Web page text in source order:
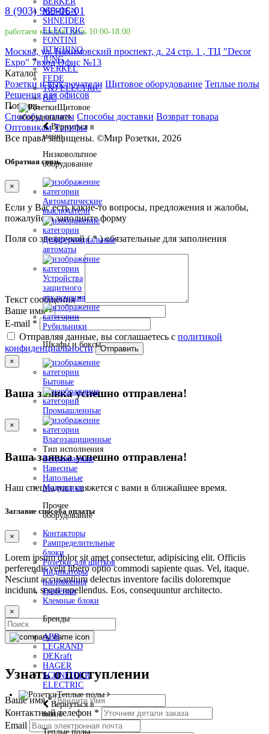
MERTEN
SHNEIDER
ELECTRIC
FONTINI
BTICHINO
JUNG
WERKEL
FEDE
T&J ELECTRIC
BJC
Щитовое
оборудование
Вернуться в
меню
Низковольтное
оборудование
Автоматические
выключатели
Дифференциальные
автоматы
Устройства
защитного
отключения
Рубильники
Шкафы и боксы
Бытовые
Промышленные
Влагозащищенные
Тип исполнения
Встраиваемые
Навесные
Напольные
Модульные
Прочее
оборудование
Контакторы
Рампределительные
блоки
Розетки для щитков
Индикаторы
напряжения
Гребёнки
Клемные блоки
Бренды
ABB
LEGRAND
DEKraft
HAGER
SCHNEIDER
ELECTRIC
Теплые полы
Вернуться в
меню
Теплые полы
8 (903) 969-06-01
работаем каждый день 10:00-18:00
Москва, ул. Нахимовский проспект, д. 24 стр. 1 , ТЦ "Decor
Expo" 7вход Офис №13
Каталог
Розетки и выключатели Щитовое оборудование Теплые полы
Решения для офисов
Помощь
Способы оплаты Способы доставки Возврат товара
Оптовикам Тарифы
Все права защищены. ©Мир Розетки, 2026
Обратная связь
×
Если у Вас есть какие-то вопросы, предложения и жалобы,
пожалуйста заполните форму
Поля со звездочкой (*) обязательные для заполнения
Текст сообщения*
Ваше имя*
E-mail *
Отправляя данные, вы соглашаетесь с политикой
конфиденциальности
Отправить
×
Ваша заявка успешно отправлена!
×
Ваша заявка успешно отправлена!
Наш специалист свяжется с вами в ближайшее время.
Заглавие способа оплаты
×
Lorem ipsum dolor sit amet consectetur, adipisicing elit. Officiis
perferendis velit libero optio commodi sapiente quas. Vel, itaque.
Nesciunt accusantium delectus inventore facilis doloremque
incidunt, sequi repellendus. Eos, consequuntur architecto.
×
Узнать о поступлении
Ваше имя*
Контактный телефон *
Email